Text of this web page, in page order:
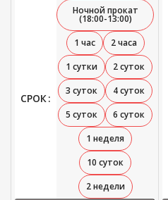
СРОК
Ночной прокат
(18:00-13:00)
1 час
2 часа
1 сутки
2 суток
3 суток
4 суток
5 суток
6 суток
1 неделя
10 суток
2 недели